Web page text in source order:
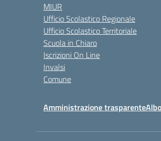
MIUR
Ufficio Scolastico Regionale
Ufficio Scolastico Territoriale
Scuola in Chiaro
Iscrizioni On Line
Invalsi
Comune
Amministrazione trasparente